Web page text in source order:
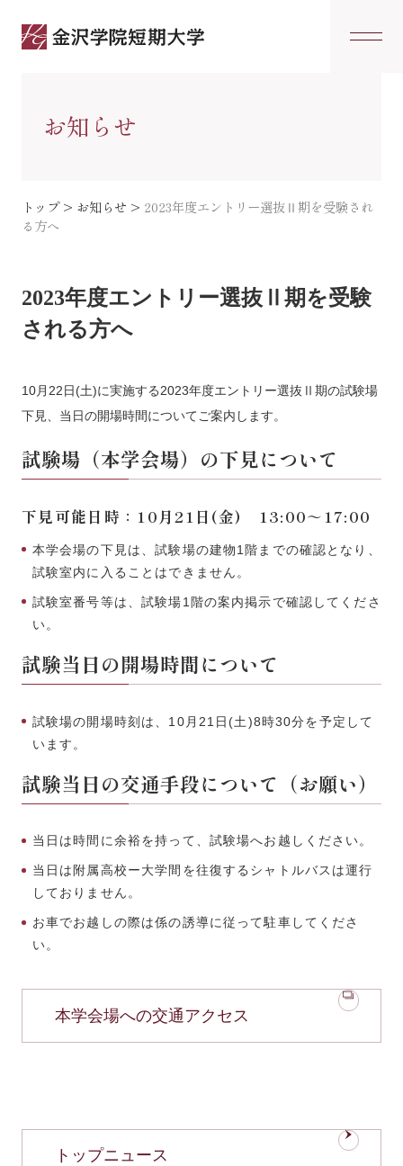
お知らせ
トップ> お知らせ > 2023年度エントリー選抜Ⅱ期を受験され
る方へ
2023年度エントリー選抜Ⅱ期を受験
される方へ
10月22日(土)に実施する2023年度エントリー選抜Ⅱ期の試験場
下見、当日の開場時間についてご案内します。
試験場（本学会場）の下見について
下見可能日時：10月21日(金) 13:00～17:00
本学会場の下見は、試験場の建物1階までの確認となり、
試験室内に入ることはできません。
試験室番号等は、試験場1階の案内掲示で確認してくださ
い。
試験当日の開場時間について
試験場の開場時刻は、10月21日(土)8時30分を予定して
います。
試験当日の交通手段について（お願い）
当日は時間に余裕を持って、試験場へお越しください。
当日は附属高校ー大学間を往復するシャトルバスは運行
しておりません。
お車でお越しの際は係の誘導に従って駐車してくださ
い。
本学会場への交通アクセス
トップニュース